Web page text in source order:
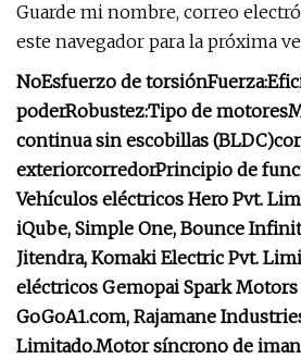
Guarde mi nombre, correo
este navegador para la próxima
NoEsfuerzo de torsiónFuerza:
poderRobustez:Tipo de motores
continua sin escobillas (BLDC)
exteriorcorredorPrincipio de
Vehículos eléctricos Hero Pvt.
iQube, Simple One, Bounce
Jitendra, Komaki Electric Pvt.
eléctricos Gemopai Spark
GoGoA1.com, Rajamane
Limitado.Motor síncrono de